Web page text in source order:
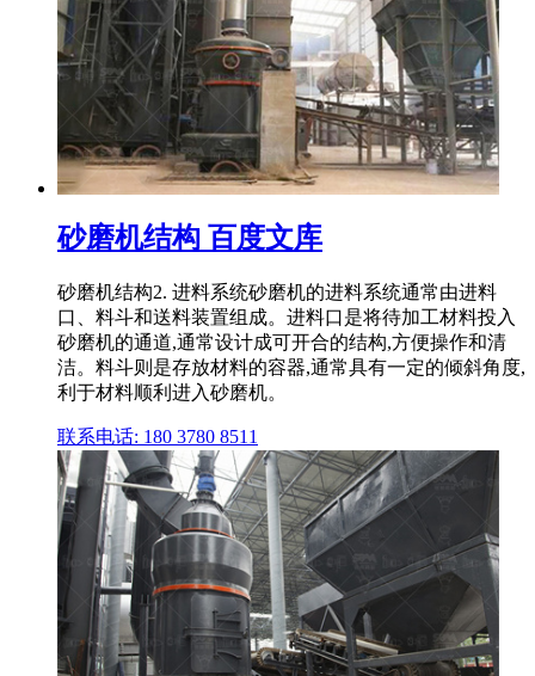
砂磨机结构 百度文库
砂磨机结构2. 进料系统砂磨机的进料系统通常由进料
口、料斗和送料装置组成。进料口是将待加工材料投入
砂磨机的通道,通常设计成可开合的结构,方便操作和清
洁。料斗则是存放材料的容器,通常具有一定的倾斜角度,
利于材料顺利进入砂磨机。
联系电话: 180 3780 8511